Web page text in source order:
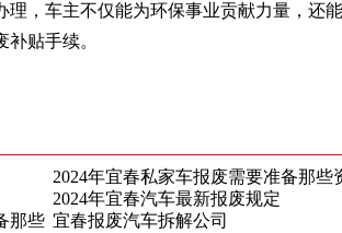
理，车主不仅能为环保事业贡献力量，还
贴手续。
2024年宜春私家车报废需要准备那些
2024年宜春汽车最新报废规定
那些 宜春报废汽车拆解公司